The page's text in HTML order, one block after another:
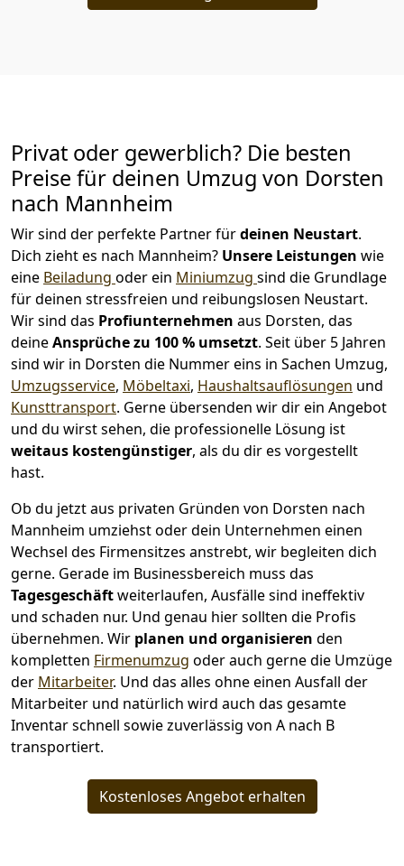
Privat oder gewerblich? Die besten
Preise für deinen Umzug von Dorsten
nach Mannheim
Wir sind der perfekte Partner fürdeinen Neustart.
Dich zieht es nach Mannheim? Unsere Leistungen wie
eine Beiladung oder ein Miniumzug sind die Grundlage
für deinen stressfreien und reibungslosen Neustart.
Wir sind das Profiunternehmen aus Dorsten, das
deineAnsprüche zu 100 % umsetzt. Seit über 5 Jahren
sind wir in Dorsten die Nummer eins in Sachen Umzug,
Umzugsservice, Möbeltaxi, Haushaltsauflösungen und
Kunsttransport. Gerne übersenden wir dir ein Angebot
und du wirst sehen, die professionelle Lösung ist
weitaus kostengünstiger, als du dir es vorgestellt
hast.
Ob du jetzt aus privaten Gründen von Dorsten nach
Mannheim umziehst oder dein Unternehmen einen
Wechsel des Firmensitzes anstrebt, wir begleiten dich
gerne. Gerade im Businessbereich muss das
Tagesgeschäftweiterlaufen, Ausfälle sind ineffektiv
und schaden nur. Und genau hier sollten die Profis
übernehmen. Wir planen und organisieren den
kompletten Firmenumzug oder auch gerne die Umzüge
der Mitarbeiter. Und das alles ohne einen Ausfall der
Mitarbeiter und natürlich wird auch das gesamte
Inventar schnell sowie zuverlässig von A nach B
transportiert.
Kostenloses Angebot erhalten